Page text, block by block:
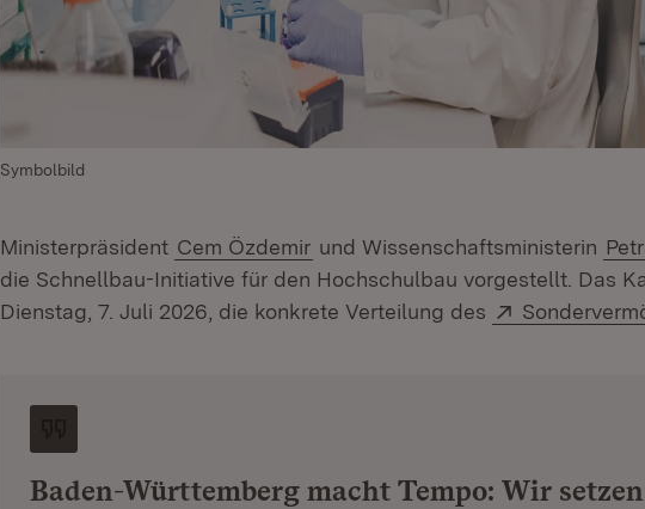
Symbolbild
Ministerpräsident Cem Özdemir und Wissenschaftsministerin
die Schnellbau-Initiative für den Hochschulbau vorgestellt. Das
Dienstag, 7. Juli 2026, die konkrete Verteilung des
Extern:
Baden-Württemberg macht Tempo: Wir